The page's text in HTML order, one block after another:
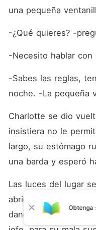
una pequeña
-¿Qué quieres? -
-Necesito hablar
-Sabes las reglas,
noche. -La pequeña
Charlotte se dio
insistiera no le
largo, su estómago
una barda y esperó
Las luces del lugar
abrieron al público,
dando pasos largos
Obtenga